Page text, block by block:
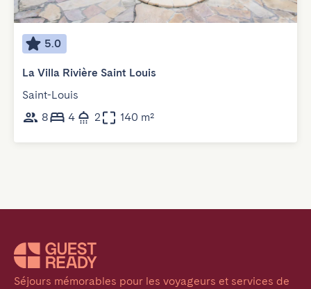
5.0
La Villa Rivière Saint Louis
Saint-Louis
8
4 2 140 m²
Séjours mémorables pour les voyageurs et services de